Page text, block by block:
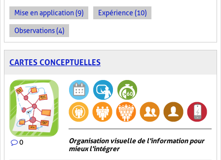
Mise en application (9) Expérience (10)
Observations (4)
CARTES CONCEPTUELLES
0
Organisation visuelle de l'information pour
mieux l'intégrer